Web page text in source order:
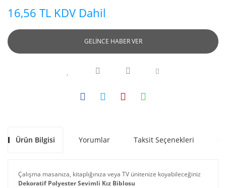
16,56 TL KDV Dahil
GELİNCE HABER VER
Ürün Bilgisi Yorumlar Taksit Seçenekleri
Çalışma masanıza, kitaplığınıza veya TV ünitenize koyabileceğiniz
Dekoratif Polyester Sevimli Kız Biblosu